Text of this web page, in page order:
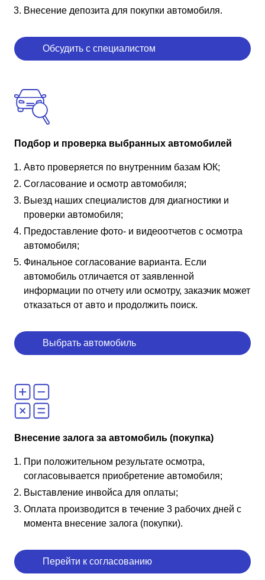
Внесение депозита для покупки автомобиля.
Обсудить с специалистом
Подбор и проверка выбранных автомобилей
Авто проверяется по внутренним базам ЮК;
Согласование и осмотр автомобиля;
Выезд наших специалистов для диагностики и
проверки автомобиля;
Предоставление фото- и видеоотчетов с осмотра
автомобиля;
Финальное согласование варианта. Если
автомобиль отличается от заявленной
информации по отчету или осмотру, заказчик может
отказаться от авто и продолжить поиск.
Выбрать автомобиль
Внесение залога за автомобиль (покупка)
При положительном результате осмотра,
согласовывается приобретение автомобиля;
Выставление инвойса для оплаты;
Оплата производится в течение 3 рабочих дней с
момента внесение залога (покупки).
Перейти к согласованию